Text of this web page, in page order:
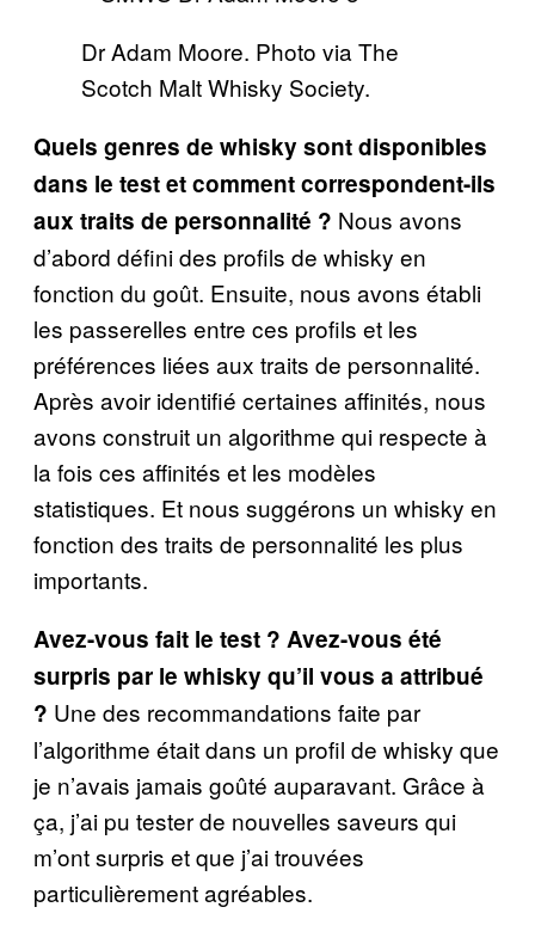
Dr Adam Moore. Photo via The
Scotch Malt Whisky Society.
Quels genres de whisky sont disponibles
dans le test et comment correspondent-ils
aux traits de personnalité ? Nous avons
d’abord défini des profils de whisky en
fonction du goût. Ensuite, nous avons établi
les passerelles entre ces profils et les
préférences liées aux traits de personnalité.
Après avoir identifié certaines affinités, nous
avons construit un algorithme qui respecte à
la fois ces affinités et les modèles
statistiques. Et nous suggérons un whisky en
fonction des traits de personnalité les plus
importants.
Avez-vous fait le test ? Avez-vous été
surpris par le whisky qu’il vous a attribué
? Une des recommandations faite par
l’algorithme était dans un profil de whisky que
je n’avais jamais goûté auparavant. Grâce à
ça, j’ai pu tester de nouvelles saveurs qui
m’ont surpris et que j’ai trouvées
particulièrement agréables.